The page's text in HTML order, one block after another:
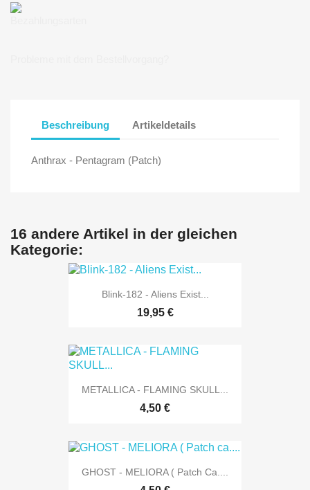
Beschreibung Artikeldetails
Anthrax - Pentagram (Patch)
16 andere Artikel in der gleichen
Kategorie:
Blink-182 - Aliens Exist...
19,95 €
METALLICA - FLAMING SKULL...
4,50 €
GHOST - MELIORA ( Patch Ca....